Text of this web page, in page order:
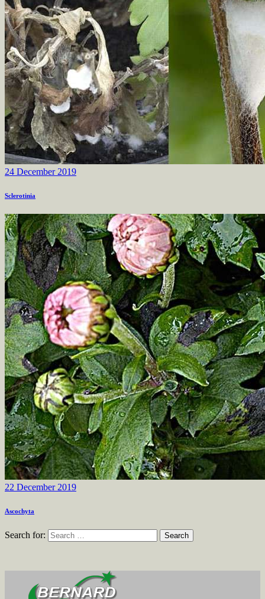
24 December 2019
Sclerotinia
22 December 2019
Ascochyta
Search for: